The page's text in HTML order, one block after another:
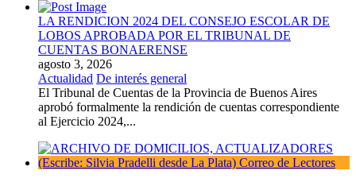
LA RENDICION 2024 DEL CONSEJO ESCOLAR DE
LOBOS APROBADA POR EL TRIBUNAL DE
CUENTAS BONAERENSE
agosto 3, 2026
Actualidad De interés general
El Tribunal de Cuentas de la Provincia de Buenos Aires
aprobó formalmente la rendición de cuentas correspondiente
al Ejercicio 2024,...